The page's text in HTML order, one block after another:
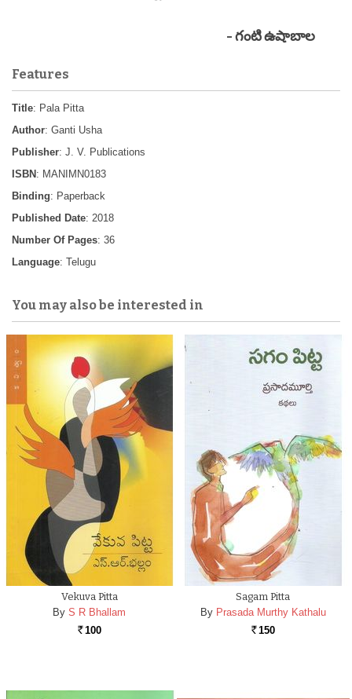
- గంటి ఉషాబాల
Features
Title: Pala Pitta
Author: Ganti Usha
Publisher: J. V. Publications
ISBN : MANIMN0183
Binding: Paperback
Published Date: 2018
Number Of Pages: 36
Language: Telugu
You may also be interested in
Vekuva Pitta
By S R Bhallam
Rs. 100
Sagam Pitta
By Prasada Murthy Kathalu
Rs. 150